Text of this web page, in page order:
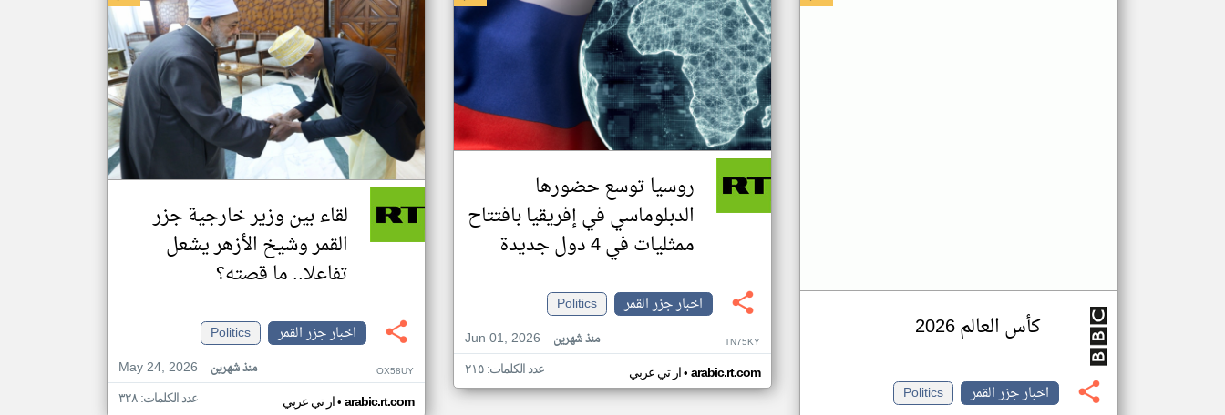
كأس العالم 2026
اخبار جزر القمر
Politics
روسيا توسع حضورها
الدبلوماسي في إفريقيا بافتتاح
ممثليات في 4 دول جديدة
اخبار جزر القمر
Politics
Jun 01, 2026
منذ شهرين TN75KY
ار تي عربي• arabic.rt.com عدد الكلمات: ٢١٥
لقاء بين وزير خارجية جزر
القمر وشيخ الأزهر يشعل
تفاعلا.. ما قصته؟
اخبار جزر القمر
Politics
May 24, 2026
منذ شهرين OX58UY
ار تي عربي• arabic.rt.com عدد الكلمات: ٣٢٨